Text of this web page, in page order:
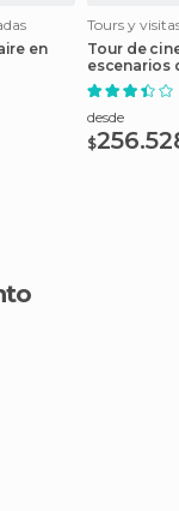
en
Tours y
Tour de
escenarios
películas
desde
$